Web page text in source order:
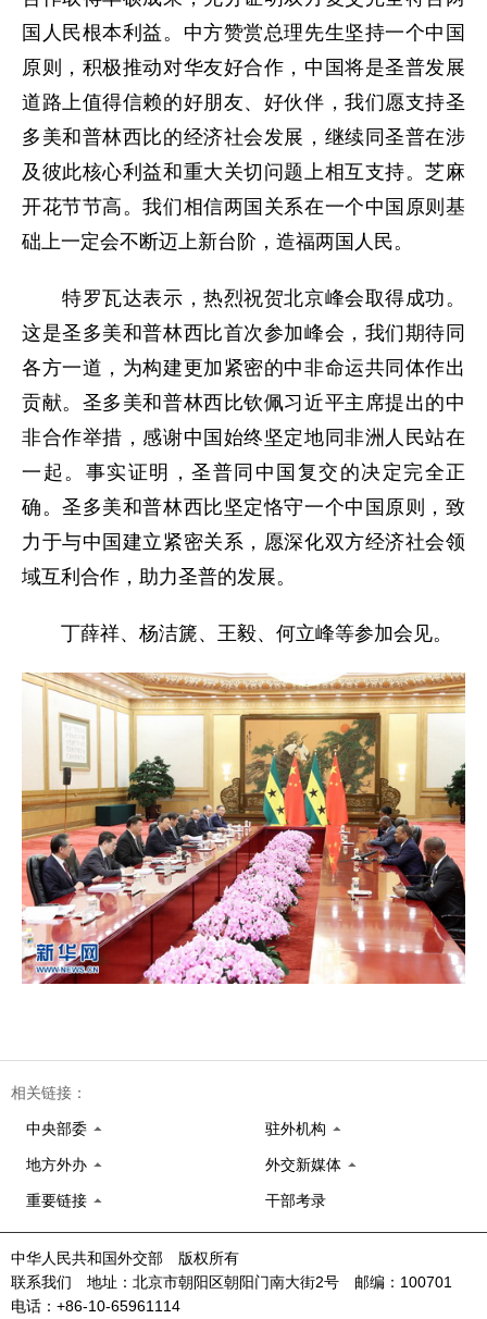
国人民根本利益。中方赞赏总理先生坚持一个中国
原则，积极推动对华友好合作，中国将是圣普发展
道路上值得信赖的好朋友、好伙伴，我们愿支持圣
多美和普林西比的经济社会发展，继续同圣普在涉
及彼此核心利益和重大关切问题上相互支持。芝麻
开花节节高。我们相信两国关系在一个中国原则基
础上一定会不断迈上新台阶，造福两国人民。
特罗瓦达表示，热烈祝贺北京峰会取得成功。
这是圣多美和普林西比首次参加峰会，我们期待同
各方一道，为构建更加紧密的中非命运共同体作出
贡献。圣多美和普林西比钦佩习近平主席提出的中
非合作举措，感谢中国始终坚定地同非洲人民站在
一起。事实证明，圣普同中国复交的决定完全正
确。圣多美和普林西比坚定恪守一个中国原则，致
力于与中国建立紧密关系，愿深化双方经济社会领
域互利合作，助力圣普的发展。
丁薛祥、杨洁篪、王毅、何立峰等参加会见。
相关链接：
中央部委 驻外机构
地方外办 外交新媒体
重要链接 干部考录
中华人民共和国外交部 版权所有
联系我们 地址：北京市朝阳区朝阳门南大街2号 邮编：100701
电话：+86-10-65961114